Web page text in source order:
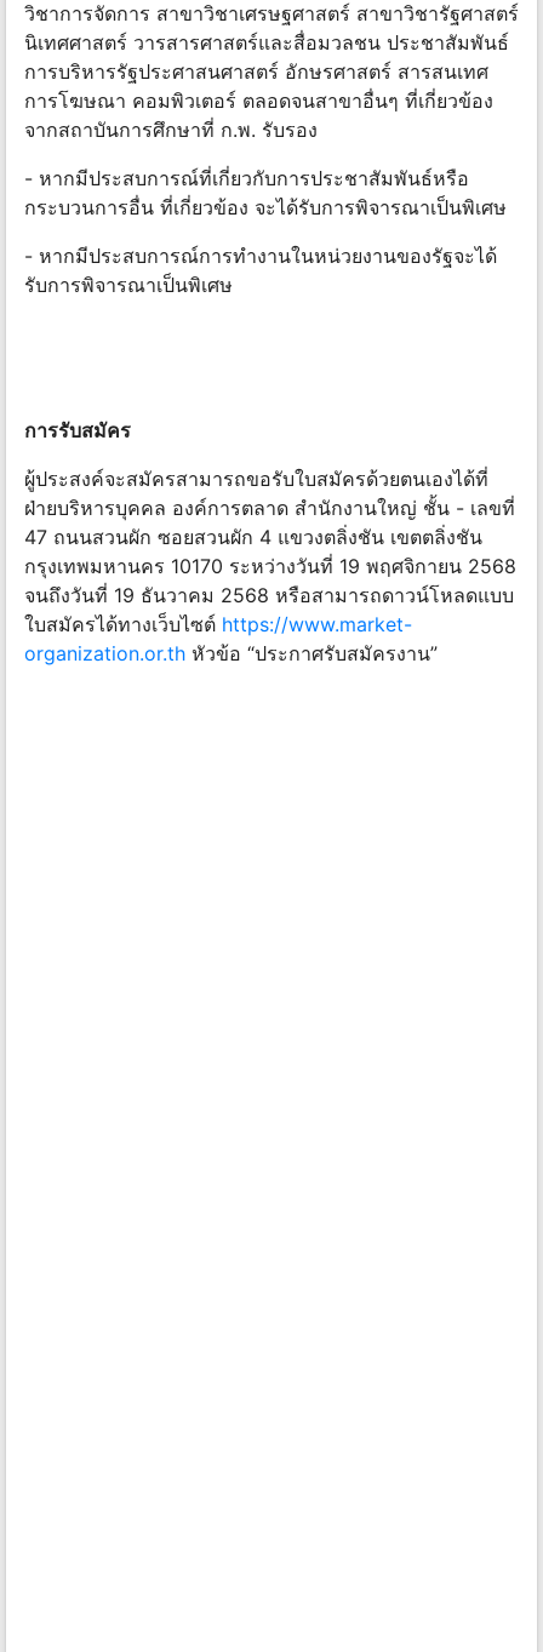
วิชาการจัดการ สาขาวิชาเศรษฐศาสตร์ สาขาวิชารัฐศาสตร์
นิเทศศาสตร์ วารสารศาสตร์และสื่อมวลชน ประชาสัมพันธ์
การบริหารรัฐประศาสนศาสตร์ อักษรศาสตร์ สารสนเทศ
การโฆษณา คอมพิวเตอร์ ตลอดจนสาขาอื่นๆ ที่เกี่ยวข้อง
จากสถาบันการศึกษาที่ ก.พ. รับรอง
- หากมีประสบการณ์ที่เกี่ยวกับการประชาสัมพันธ์หรือ
กระบวนการอื่น ที่เกี่ยวข้อง จะได้รับการพิจารณาเป็นพิเศษ
- หากมีประสบการณ์การทำงานในหน่วยงานของรัฐจะได้
รับการพิจารณาเป็นพิเศษ
การรับสมัคร
ผู้ประสงค์จะสมัครสามารถขอรับใบสมัครด้วยตนเองได้ที่
ฝ่ายบริหารบุคคล องค์การตลาด สำนักงานใหญ่ ชั้น - เลขที่
47 ถนนสวนผัก ซอยสวนผัก 4 แขวงตลิ่งชัน เขตตลิ่งชัน
กรุงเทพมหานคร 10170 ระหว่างวันที่ 19 พฤศจิกายน 2568
จนถึงวันที่ 19 ธันวาคม 2568 หรือสามารถดาวน์โหลดแบบ
ใบสมัครได้ทางเว็บไซต์ https://www.market-
organization.or.th หัวข้อ “ประกาศรับสมัครงาน”